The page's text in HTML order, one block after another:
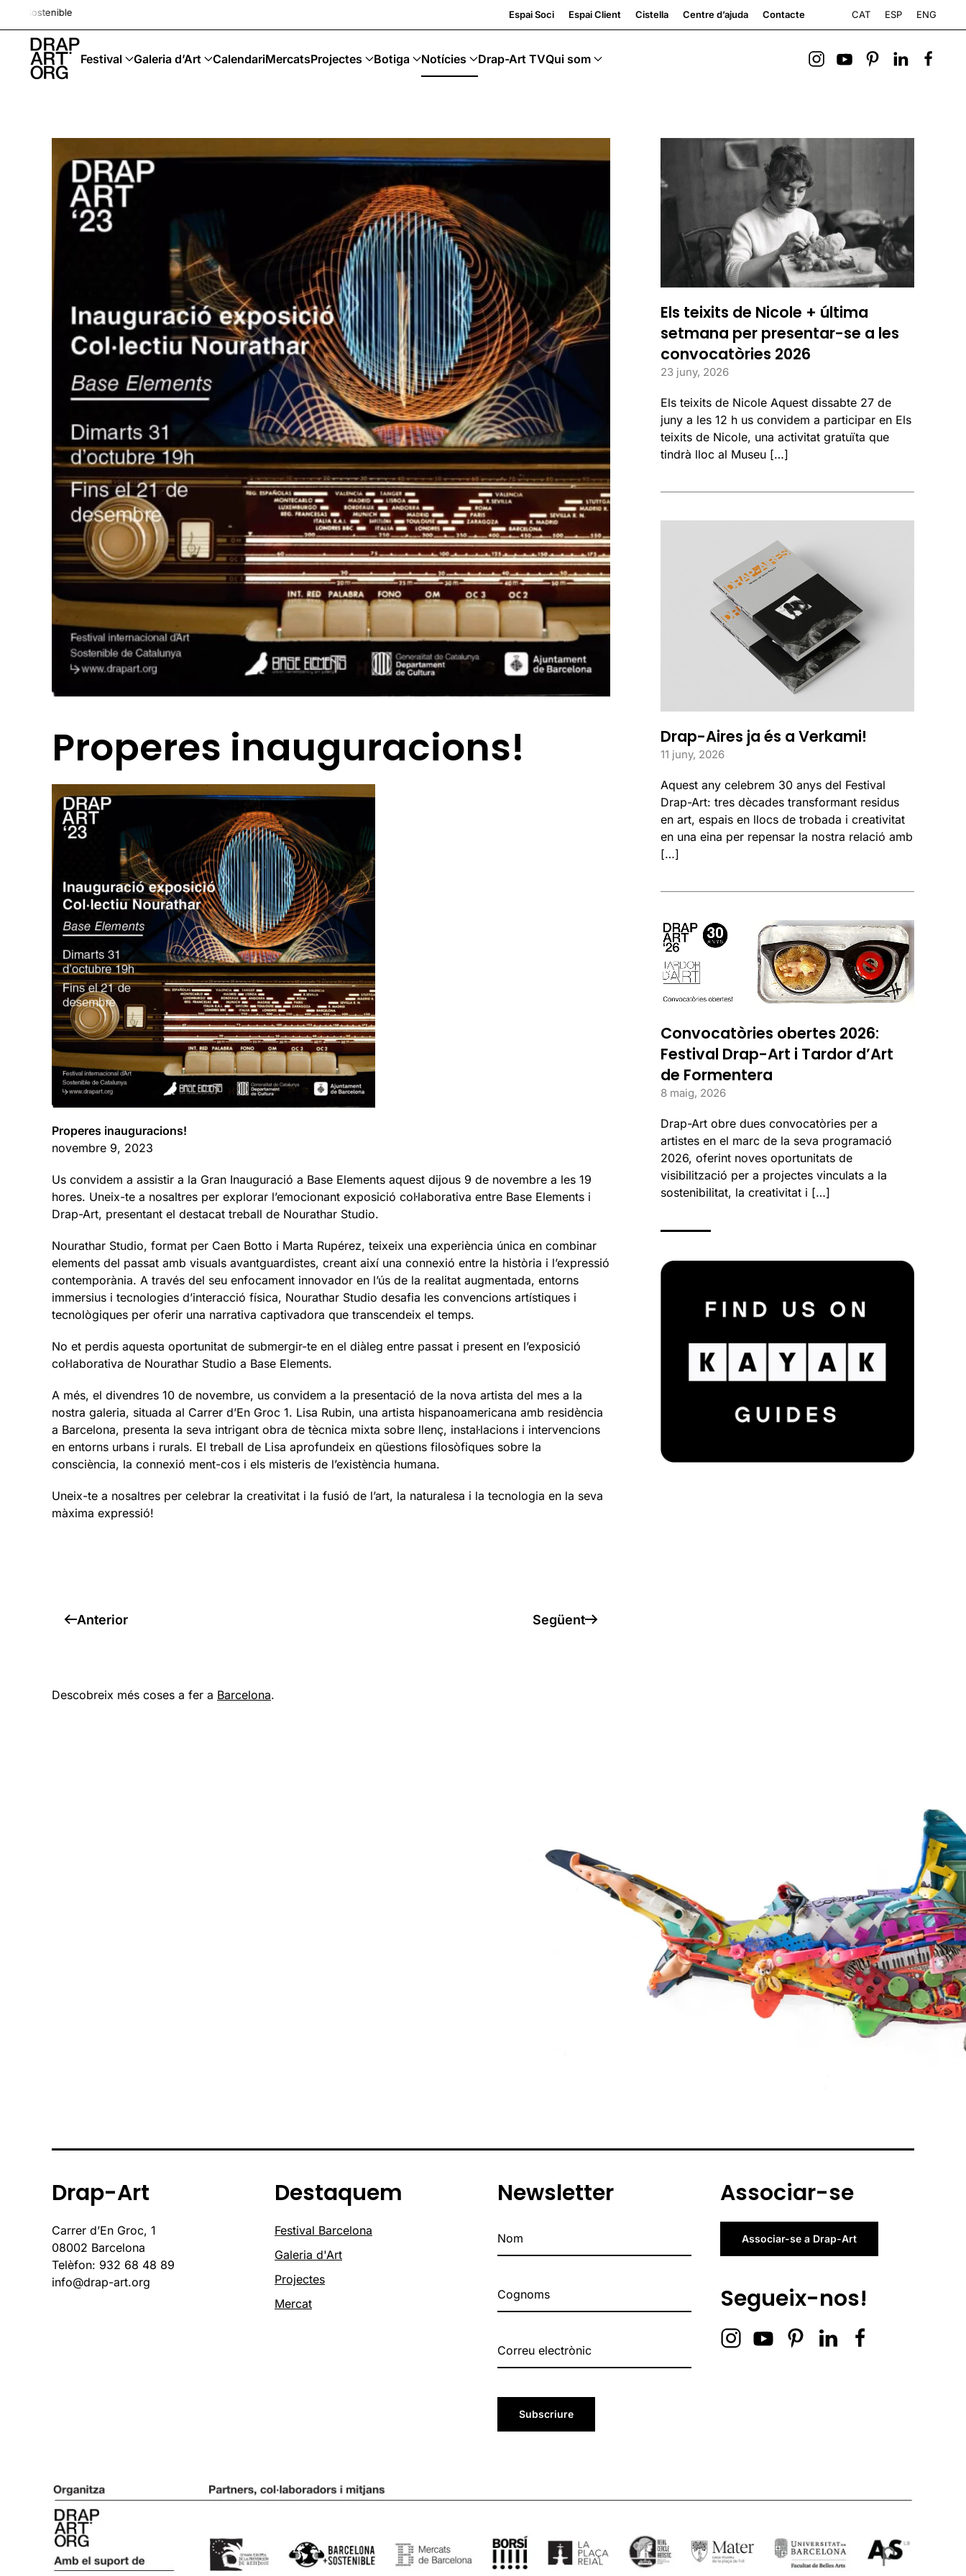
Skip to main content
Espai Soci Espai Client Cistella Centre d’ajuda Contacte CAT ESP ENG
Festival Galeria d’Art CalendariMercatsProjectes Botiga Notícies Drap-Art TVQui som
Properes inauguracions!
Properes inauguracions!
novembre 9, 2023
Us convidem a assistir a la Gran Inauguració a Base Elements aquest dijous 9 de novembre a les 19
hores. Uneix-te a nosaltres per explorar l’emocionant exposició col·laborativa entre Base Elements i
Drap-Art, presentant el destacat treball de Nourathar Studio.
Nourathar Studio, format per Caen Botto i Marta Rupérez, teixeix una experiència única en combinar
elements del passat amb visuals avantguardistes, creant així una connexió entre la història i l’expressió
contemporània. A través del seu enfocament innovador en l’ús de la realitat augmentada, entorns
immersius i tecnologies d’interacció física, Nourathar Studio desafia les convencions artístiques i
tecnològiques per oferir una narrativa captivadora que transcendeix el temps.
No et perdis aquesta oportunitat de submergir-te en el diàleg entre passat i present en l’exposició
col·laborativa de Nourathar Studio a Base Elements.
A més, el divendres 10 de novembre, us convidem a la presentació de la nova artista del mes a la
nostra galeria, situada al Carrer d’En Groc 1. Lisa Rubin, una artista hispanoamericana amb residència
a Barcelona, presenta la seva intrigant obra de tècnica mixta sobre llenç, instal·lacions i intervencions
en entorns urbans i rurals. El treball de Lisa aprofundeix en qüestions filosòfiques sobre la
consciència, la connexió ment-cos i els misteris de l’existència humana.
Uneix-te a nosaltres per celebrar la creativitat i la fusió de l’art, la naturalesa i la tecnologia en la seva
màxima expressió!
Anterior Següent
Els teixits de Nicole + última
setmana per presentar-se a les
convocatòries 2026
23 juny, 2026
Els teixits de Nicole Aquest dissabte 27 de
juny a les 12 h us convidem a participar en Els
teixits de Nicole, una activitat gratuïta que
tindrà lloc al Museu […]
Drap-Aires ja és a Verkami!
11 juny, 2026
Aquest any celebrem 30 anys del Festival
Drap-Art: tres dècades transformant residus
en art, espais en llocs de trobada i creativitat
en una eina per repensar la nostra relació amb
[…]
Convocatòries obertes 2026:
Festival Drap-Art i Tardor d’Art
de Formentera
8 maig, 2026
Drap-Art obre dues convocatòries per a
artistes en el marc de la seva programació
2026, oferint noves oportunitats de
visibilització per a projectes vinculats a la
sostenibilitat, la creativitat i […]
Descobreix més coses a fer a Barcelona.
Drap-Art
Carrer d’En Groc, 1
08002 Barcelona
Telèfon: 932 68 48 89
info@drap-art.org
Destaquem
Festival Barcelona
Galeria d'Art
Projectes
Mercat
Newsletter
Subscriure
Associar-se
Associar-se a Drap-Art
Segueix-nos!